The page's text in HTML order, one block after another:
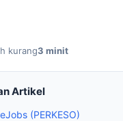
kurang3 minit
Artikel
(PERKESO)